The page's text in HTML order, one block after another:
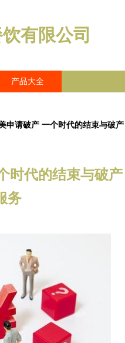
有限公司
产品大全
申请破产 一个时代的结束与破产
时代的结束与破产
务